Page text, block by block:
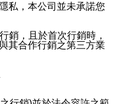
私，本公司並未承諾您
銷，且於首次行銷時，
其合作行銷之第三方業